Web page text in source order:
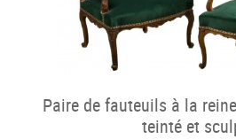
Paire de fauteuils à la
teinté et